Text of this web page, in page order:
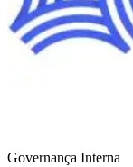
Governança Interna